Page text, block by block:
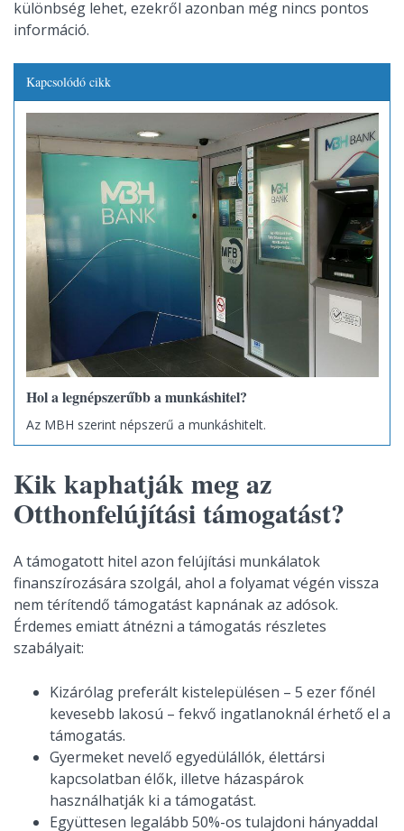
különbség lehet, ezekről azonban még nincs pontos
információ.
Kapcsolódó cikk
Hol a legnépszerűbb a munkáshitel?
Az MBH szerint népszerű a munkáshitelt.
Kik kaphatják meg az
Otthonfelújítási támogatást?
A támogatott hitel azon felújítási munkálatok
finanszírozására szolgál, ahol a folyamat végén vissza
nem térítendő támogatást kapnának az adósok.
Érdemes emiatt átnézni a támogatás részletes
szabályait:
Kizárólag preferált kistelepülésen – 5 ezer főnél
kevesebb lakosú – fekvő ingatlanoknál érhető el a
támogatás.
Gyermeket nevelő egyedülállók, élettársi
kapcsolatban élők, illetve házaspárok
használhatják ki a támogatást.
Együttesen legalább 50%-os tulajdoni hányaddal